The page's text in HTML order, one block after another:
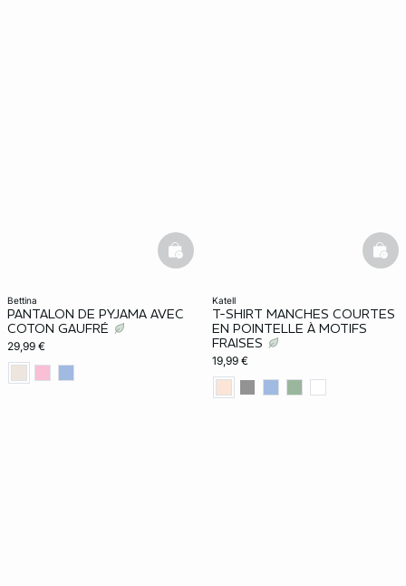
bettina
PANTALON DE PYJAMA AVEC
COTON GAUFRÉ
29,99 €
basketfull
katell
T-SHIRT MANCHES COURTES
EN POINTELLE À MOTIFS
FRAISES
19,99 €